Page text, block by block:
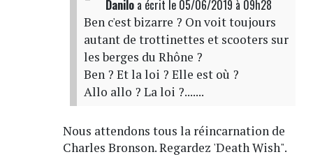
Daniloa écrit le 05/06/2019 à 09h28
Ben c'est bizarre ? On voit toujours
autant de trottinettes et scooters sur
les berges du Rhône ?
Ben ? Et la loi ? Elle est où ?
Allo allo ? La loi ?.......
Nous attendons tous la réincarnation de
Charles Bronson. Regardez 'Death Wish".